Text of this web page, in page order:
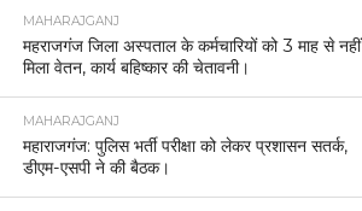
MAHARAJGANJ
महराजगंज जिला अस्पताल के कर्मचारियों को 3 माह से नहीं
मिला वेतन, कार्य बहिष्कार की चेतावनी।
MAHARAJGANJ
महाराजगंज: पुलिस भर्ती परीक्षा को लेकर प्रशासन सतर्क,
डीएम-एसपी ने की बैठक।